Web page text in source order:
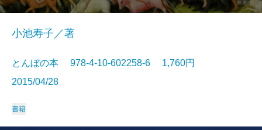
小池寿子／著
とんぼの本 978-4-10-602258-6 1,760円
2015/04/28
書籍